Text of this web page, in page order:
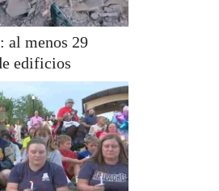
al menos 29
edificios